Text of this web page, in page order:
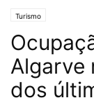
Turismo
Algarve
dos